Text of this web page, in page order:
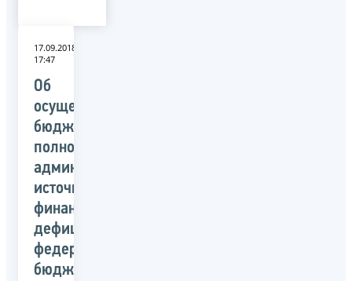
17.09.2018
17:47
Об
осуществлении
бюджетных
полномочий
администраторов
источников
финансирования
дефицита
федерального
бюджета